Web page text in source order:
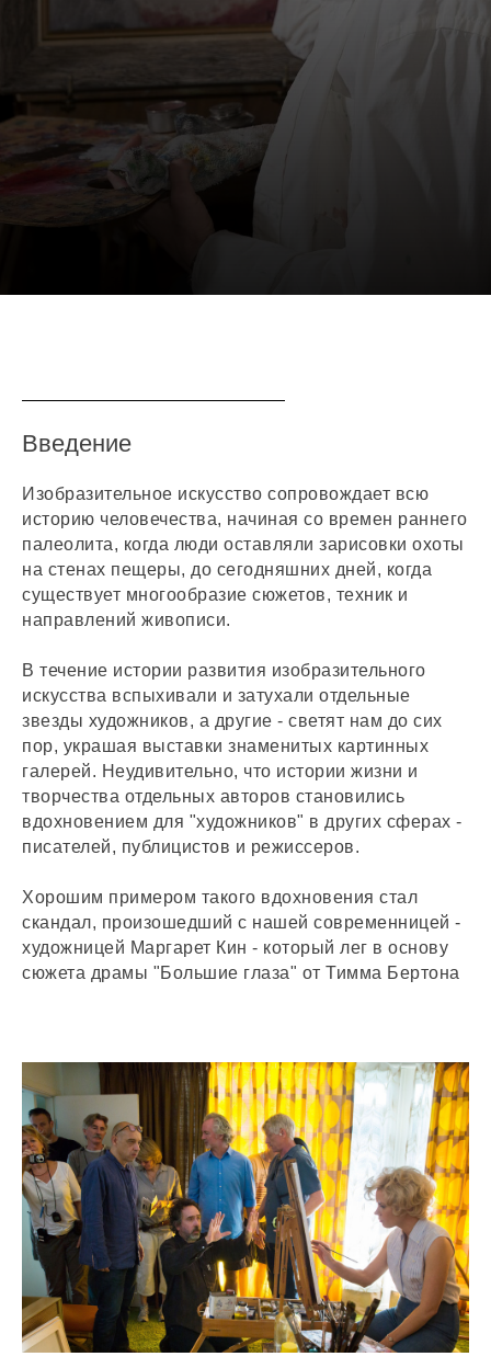
Студия "Лепим+"
Станковая
скульптура
Радиоэлектроника
/ моделирование
Лоскутный дизайн
Художественная
школа
Введение
Изобразительное искусство сопровождает всю
историю человечества, начиная со времен раннего
палеолита, когда люди оставляли зарисовки охоты
на стенах пещеры, до сегодняшних дней, когда
существует многообразие сюжетов, техник и
направлений живописи.
В течение истории развития изобразительного
искусства вспыхивали и затухали отдельные
звезды художников, а другие - светят нам до сих
пор, украшая выставки знаменитых картинных
галерей. Неудивительно, что истории жизни и
творчества отдельных авторов становились
вдохновением для "художников" в других сферах -
писателей, публицистов и режиссеров.
Хорошим примером такого вдохновения стал
скандал, произошедший с нашей современницей -
художницей Маргарет Кин - который лег в основу
сюжета драмы "Большие глаза" от Тимма Бертона